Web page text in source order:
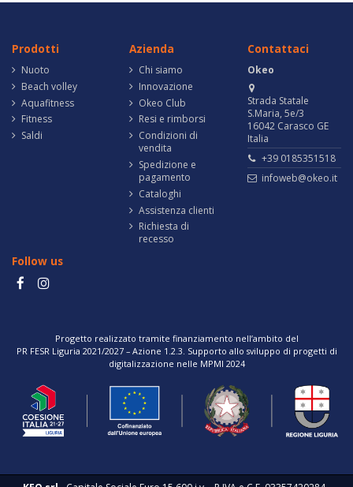
Prodotti
Nuoto
Beach volley
Aquafitness
Fitness
Saldi
Azienda
Chi siamo
Innovazione
Okeo Club
Resi e rimborsi
Condizioni di
vendita
Spedizione e
pagamento
Cataloghi
Assistenza clienti
Richiesta di
recesso
Contattaci
Okeo
Strada Statale
S.Maria, 5e/3
16042 Carasco GE
Italia
+39 0185351518
infoweb@okeo.it
Follow us
Progetto realizzato tramite finanziamento nell’ambito del
PR FESR Liguria 2021/2027 – Azione 1.2.3. Supporto allo sviluppo di progetti di
digitalizzazione nelle MPMI 2024